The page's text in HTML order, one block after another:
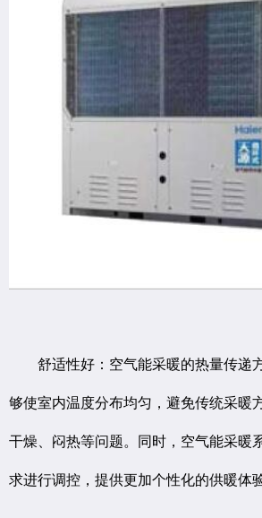
舒适性好：空气能采暖的热量传递
够使室内温度分布均匀，避免传统采暖
干燥、闷热等问题。同时，空气能采暖
求进行调控，提供更加个性化的供暖体验